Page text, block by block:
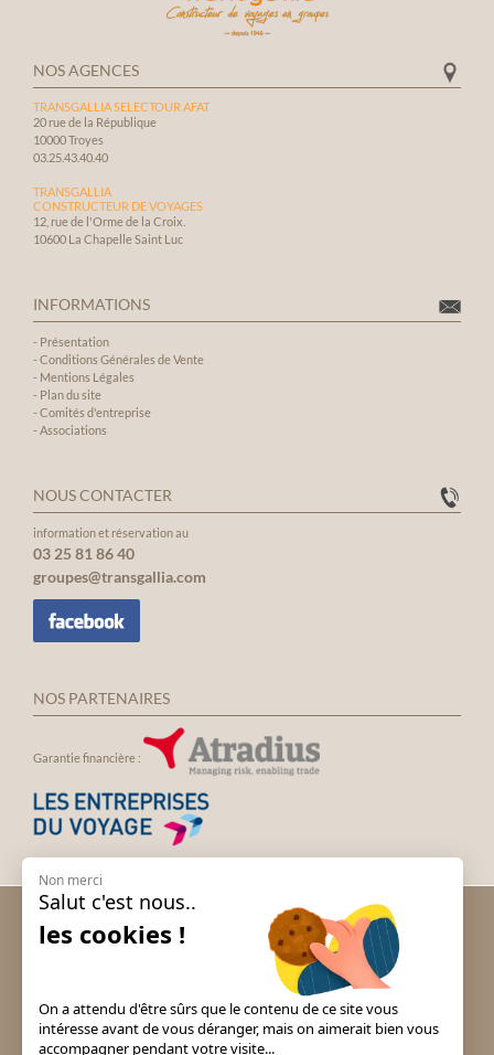
NOS AGENCES
TRANSGALLIA SELECTOUR AFAT
20 rue de la République
10000 Troyes
03.25.43.40.40
TRANSGALLIA
CONSTRUCTEUR DE VOYAGES
12, rue de l'Orme de la Croix.
10600 La Chapelle Saint Luc
INFORMATIONS
- Présentation
- Conditions Générales de Vente
- Mentions Légales
- Plan du site
- Comités d'entreprise
- Associations
NOUS CONTACTER
information et réservation au
03 25 81 86 40
groupes@transgallia.com
NOS PARTENAIRES
Garantie financière :
Voyage groupe Espagne
Voyage groupe Londres
Voyage groupe Portugal
Non merci
Salut c'est nous..
les cookies !
On a attendu d'être sûrs que le contenu de ce site vous
intéresse avant de vous déranger, mais on aimerait bien vous
accompagner pendant votre visite...